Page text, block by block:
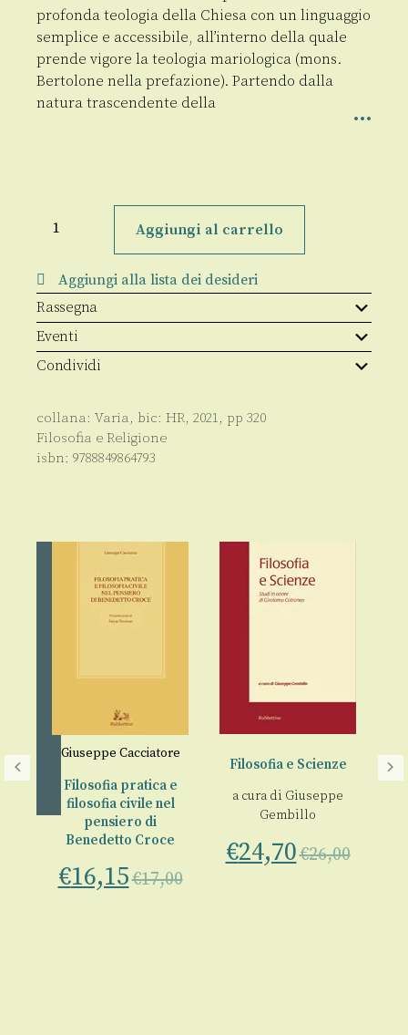
profonda teologia della Chiesa con un linguaggio
semplice e accessibile, all’interno della quale
prende vigore la teologia mariologica (mons.
Bertolone nella prefazione). Partendo dalla
natura trascendente della
chiesa
quantità
Aggiungi al carrello
Aggiungi alla lista dei desideri
Rassegna
Eventi
Condividi
collana: Varia, bic: HR, 2021, pp 320
Filosofia e Religione
isbn: 9788849864793
Giuseppe Cacciatore
Filosofia pratica e
filosofia civile nel
pensiero di
Benedetto Croce
€16,15€17,00
Filosofia e Scienze
a cura di Giuseppe
Gembillo
€24,70€26,00